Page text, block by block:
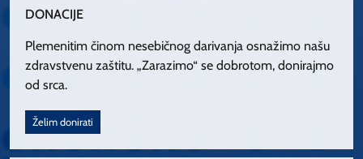
DONACIJE
Plemenitim činom nesebičnog darivanja osnažimo našu
zdravstvenu zaštitu. „Zarazimo“ se dobrotom, donirajmo
od srca.
Želim donirati